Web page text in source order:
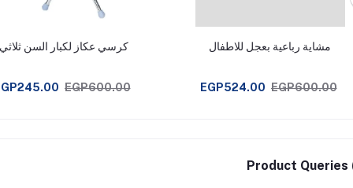
مشاية رباعية بعجل للاطفال
EGP524.00 EGP600.00
كرسي عكاز لكبار السن
EGP600.00
Product Queries